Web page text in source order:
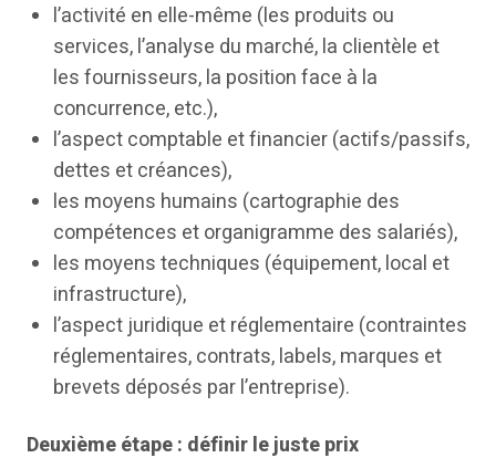
l’activité en elle-même (les produits ou
services, l’analyse du marché, la clientèle et
les fournisseurs, la position face à la
concurrence, etc.),
l’aspect comptable et financier (actifs/passifs,
dettes et créances),
les moyens humains (cartographie des
compétences et organigramme des salariés),
les moyens techniques (équipement, local et
infrastructure),
l’aspect juridique et réglementaire (contraintes
réglementaires, contrats, labels, marques et
brevets déposés par l’entreprise).
Deuxième étape : définir le juste prix